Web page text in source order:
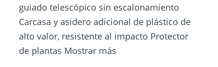
guiado telescópico sin escalonamiento
Carcasa y asidero adicional de plástico de
alto valor, resistente al impacto Protector
de plantas Mostrar más